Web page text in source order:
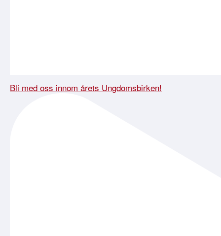
Bli med oss innom årets Ungdomsbirken!